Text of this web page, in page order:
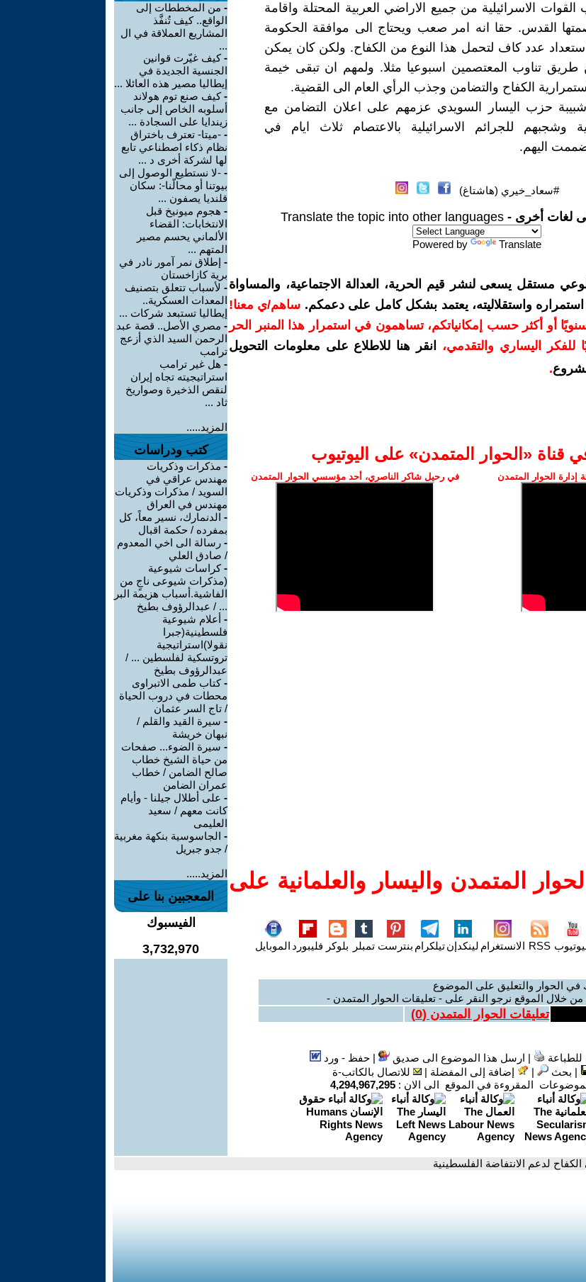
الاسرائيلية من جميع الاراضي العربية المحتلة واقامة
القدس. حقا انه امر صعب ويحتاج الى موافقة الحكومة
عدد كاف لتحمل هذا النوع من الكفاح. ولكن كان يمكن
تناوب المعتصمين اسبوعيا مثلا. ولمهم ان تبقى خيمة
الكفاح والتضامن وجذب الرأي العام الى القضية.
حزب اليسار السويدي عزمهم على اعلان التضامن مع
وشجبهم للجرائم الاسرائيلية بالاعتصام ثلاث ايام في
#سعاد_خيري (هاشتاغ)
لغات أخرى - Translate the topic into other languages
Powered by Translate
مستقل يسعى لنشر قيم الحرية، العدالة الاجتماعية، والمساواة
واستقلاليته، يعتمد بشكل كامل على دعمكم. ساهم/ي معنا!
10 دولارات سنويًا أو أكثر حسب إمكانياتكم، تساهمون في استمرار هذا المنبر الحر
للفكر اليساري والتقدمي،
انقر هنا للاطلاع على معلومات التحويل
.
قناة ‫«الحوار المتمدن» على اليوتيوب
الحوار المتمدن في رحيل شاكر الناصري، أحد مؤسسي الحوار المتمدن
المتمدن واليسار والعلمانية على
RSS الانستغرام لينكدإنتيلكرام بنترست تمبلر بلوكر فليبورد الموبايل
الحوار والتعليق على الموضوع
من خلال الموقع نرجو النقر على - تعليقات الحوار المتمدن -
تعليقات الحوار المتمدن (0
)
| ارسل هذا الموضوع الى صديق |حفظ - ورد
| بحث | إضافة إلى المفضلة |
للاتصال بالكاتب-ة
المقروءة في الموقع الى الان : 4,294,967,295
- من المخططات إلى
الواقع.. كيف تُنفَّذ
المشاريع العملاقة في ال
...
-كيف غيّرت قوانين
الجنسية الجديدة في
إيطاليا مصير هذه العائلا ...
-كيف صنع توم هولاند
أسلوبه الخاص إلى جانب
زيندايا على السجادة ...
- -ميتا- تعترف باختراق
نظام ذكاء اصطناعي تابع
لها لشركة أخرى د ...
- -لا نستطيع الوصول إلى
بيوتنا أو محالّنا-: سكان
قلنديا يصفون ...
- هجوم ميونيخ قبل
الانتخابات: القضاء
الألماني يحسم مصير
المتهم ...
- إطلاق نمر آمور نادر في
برية كازاخستان
- لأسباب تتعلق بتصنيف
المعدات العسكرية..
إيطاليا تستبعد شركات ...
- مصري الأصل.. قصة عبد
الرحمن السيد الذي أزعج
ترامب
- هل غير ترامب
استراتيجيته تجاه إيران
لنقص الذخيرة وصواريخ
ثاد ...
المزيد.....
كتب ودراسات
- مذكرات وذكريات
مهندس عراقي في
السويد / مذكرات وذكريات
مهندس في العراق
- الدنمارك، نسير معاً، كل
بمفرده / حكمة اقبال
- رسالة الى اخي المعدوم
/ صادق العلي
-كراسات شيوعية
(مذكرات شيوعى ناجٍ من
الفاشية.أسباب هزيمة البر
... / عبدالرؤوف بطيخ
- أعلام شيوعية
فلسطينية(جبرا
نقولا)استراتيجية
تروتسكية لفلسطين ... /
عبدالرؤوف بطيخ
-كتاب طمى الاتبراوى
محطات في دروب الحياة
/ تاج السر عثمان
- سيرة القيد والقلم /
نبهان خريشة
- سيرة الضوء... صفحات
من حياة الشيخ خطاب
صالح الضامن / خطاب
عمران الضامن
- على أطلال جيلنا - وأيام
كانت معهم / سعيد
العليمى
- الجاسوسية بنكهة مغربية
/ جدو جبريل
المزيد.....
المعجبين بنا على
الفيسبوك
3,732,970
لدعم الانتفاضة الفلسطينية